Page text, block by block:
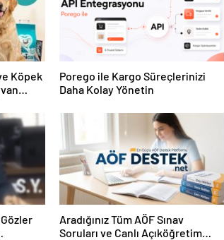
Köpek
Porego ile Kargo Süreçlerinizi
Daha Kolay Yönetin
Gözler
Aradığınız Tüm AÖF Sınav
Soruları ve Canlı Açıköğretim